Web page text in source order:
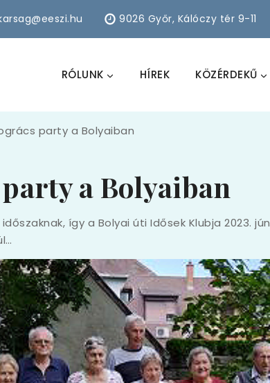
9026 Győr, Kálóczy tér 9-11
RÓLUNK HÍREK KÖZÉRDEKŰ
party a Bolyaiban
a Bolyaiban
így a Bolyai úti Idősek Klubja 2023.